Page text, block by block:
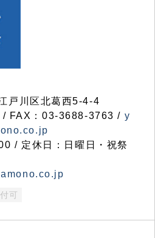
戸川区北葛西5-4-4
FAX：03-3688-3763 / y
/ 定休日：日曜日・祝祭
可